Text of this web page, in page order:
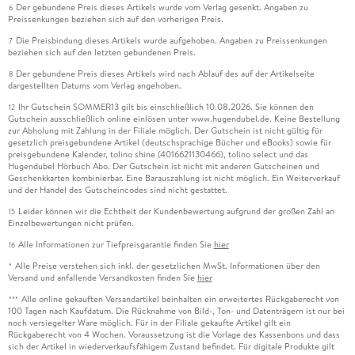
6 Der gebundene Preis dieses Artikels wurde vom Verlag gesenkt. Angaben zu
Preissenkungen beziehen sich auf den vorherigen Preis.
7 Die Preisbindung dieses Artikels wurde aufgehoben. Angaben zu Preissenkungen
beziehen sich auf den letzten gebundenen Preis.
8 Der gebundene Preis dieses Artikels wird nach Ablauf des auf der Artikelseite
dargestellten Datums vom Verlag angehoben.
12 Ihr Gutschein SOMMER13 gilt bis einschließlich 10.08.2026. Sie können den
Gutschein ausschließlich online einlösen unter www.hugendubel.de. Keine Bestellung
zur Abholung mit Zahlung in der Filiale möglich. Der Gutschein ist nicht gültig für
gesetzlich preisgebundene Artikel (deutschsprachige Bücher und eBooks) sowie für
preisgebundene Kalender, tolino shine (4016621130466), tolino select und das
Hugendubel Hörbuch Abo. Der Gutschein ist nicht mit anderen Gutscheinen und
Geschenkkarten kombinierbar. Eine Barauszahlung ist nicht möglich. Ein Weiterverkauf
und der Handel des Gutscheincodes sind nicht gestattet.
15 Leider können wir die Echtheit der Kundenbewertung aufgrund der großen Zahl an
Einzelbewertungen nicht prüfen.
16 Alle Informationen zur Tiefpreisgarantie finden Sie hier
* Alle Preise verstehen sich inkl. der gesetzlichen MwSt. Informationen über den
Versand und anfallende Versandkosten finden Sie hier
*** Alle online gekauften Versandartikel beinhalten ein erweitertes Rückgaberecht von
100 Tagen nach Kaufdatum. Die Rücknahme von Bild-, Ton- und Datenträgern ist nur bei
noch versiegelter Ware möglich. Für in der Filiale gekaufte Artikel gilt ein
Rückgaberecht von 4 Wochen. Voraussetzung ist die Vorlage des Kassenbons und dass
sich der Artikel in wiederverkaufsfähigem Zustand befindet. Für digitale Produkte gilt